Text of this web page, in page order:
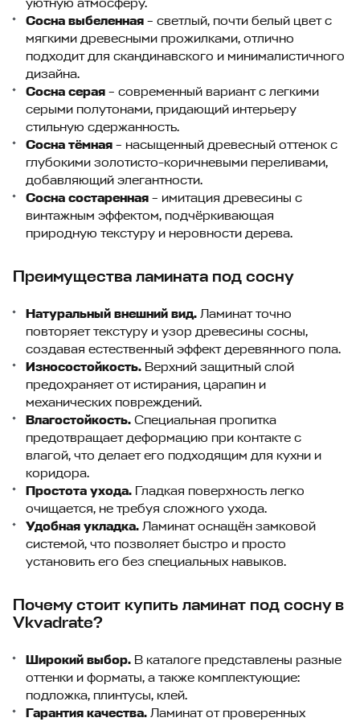
уютную атмосферу.
Сосна выбеленная – светлый, почти белый цвет с
мягкими древесными прожилками, отлично
подходит для скандинавского и минималистичного
дизайна.
Сосна серая – современный вариант с легкими
серыми полутонами, придающий интерьеру
стильную сдержанность.
Сосна тёмная – насыщенный древесный оттенок с
глубокими золотисто-коричневыми переливами,
добавляющий элегантности.
Сосна состаренная – имитация древесины с
винтажным эффектом, подчёркивающая
природную текстуру и неровности дерева.
Преимущества ламината под сосну
Натуральный внешний вид. Ламинат точно
повторяет текстуру и узор древесины сосны,
создавая естественный эффект деревянного пола.
Износостойкость. Верхний защитный слой
предохраняет от истирания, царапин и
механических повреждений.
Влагостойкость. Специальная пропитка
предотвращает деформацию при контакте с
влагой, что делает его подходящим для кухни и
коридора.
Простота ухода. Гладкая поверхность легко
очищается, не требуя сложного ухода.
Удобная укладка. Ламинат оснащён замковой
системой, что позволяет быстро и просто
установить его без специальных навыков.
Почему стоит купить ламинат под сосну в
Vkvadrate?
Широкий выбор. В каталоге представлены разные
оттенки и форматы, а также комплектующие:
подложка, плинтусы, клей.
Гарантия качества. Ламинат от проверенных